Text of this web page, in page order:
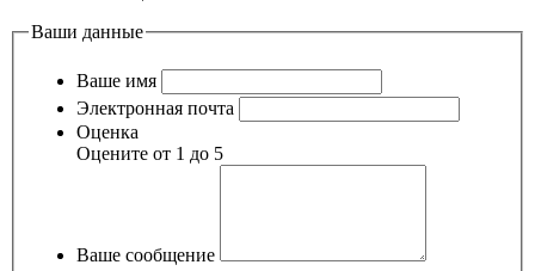
Ваши данные
Ваше имя
Электронная почта
Оценка
Оцените от 1 до 5
Ваше сообщение